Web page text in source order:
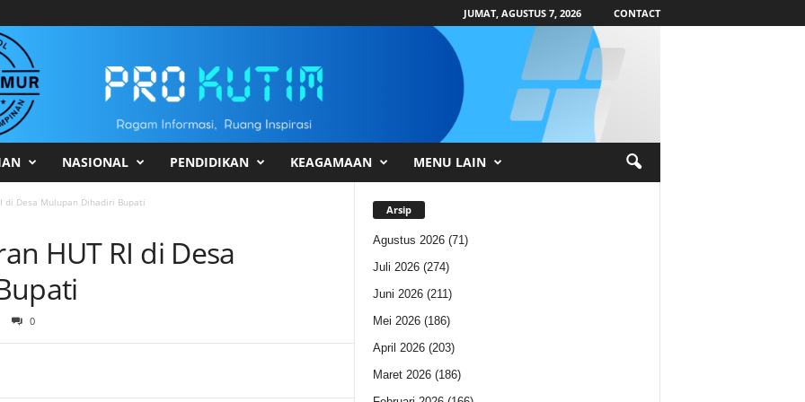
JUMAT, AGUSTUS 7, 2026 CONTACT
NASIONAL PENDIDIKAN KEAGAMAAN MENU LAIN
di Desa Mulupan Dihadiri Bupati
HUT RI di Desa
0
Arsip
Agustus 2026(71)
Juli 2026(274)
Juni 2026(211)
Mei 2026(186)
April 2026(203)
Maret 2026(186)